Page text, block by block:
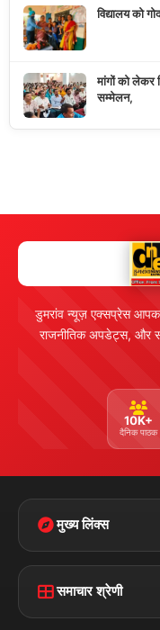
विद्यालय को
मांगों को लेकर
सम्मेलन,
डुमरांव न्यूज़ एक्सप्रेस
राजनीतिक अपडेट्स, और
10K+
दैनिक पाठक
मुख्य लिंक्स
लाइव टीवी
समाचार श्रेणी